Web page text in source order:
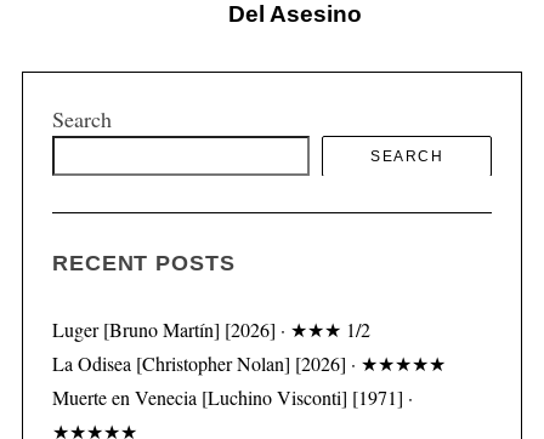
Del Asesino
Search
SEARCH
RECENT POSTS
Luger [Bruno Martín] [2026] · ★★★ 1/2
La Odisea [Christopher Nolan] [2026] · ★★★★★
Muerte en Venecia [Luchino Visconti] [1971] ·
★★★★★
S
e
c
o
r